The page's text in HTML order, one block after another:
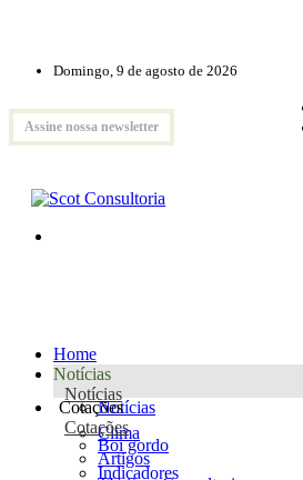
Domingo, 9 de agosto de 2026
Assine nossa newsletter
Home
Notícias
Notícias
Notícias
Clima
Artigos
Cotações
Cotações
Boi gordo
Indicadores